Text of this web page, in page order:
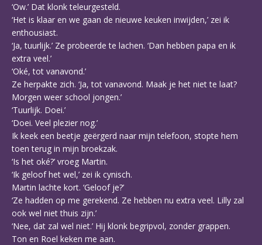
‘Ow.’ Dat klonk teleurgesteld.
‘Het is klaar en we gaan de nieuwe keuken inwijden,’ zei ik
enthousiast.
‘Ja, tuurlijk.’ Ze probeerde te lachen. ‘Dan hebben papa en ik
extra veel.’
‘Oké, tot vanavond.’
Ze herpakte zich. ‘Ja, tot vanavond. Maak je het niet te laat?
Morgen weer school jongen.’
‘Tuurlijk. Doei.’
‘Doei. Veel plezier nog.’
Ik keek een beetje geërgerd naar mijn telefoon, stopte hem
toen terug in mijn broekzak.
‘Is het oké?’ vroeg Martin.
‘Ik geloof het wel,’ zei ik cynisch.
Martin lachte kort. ‘Geloof je?’
‘Ze hadden op me gerekend. Ze hebben nu extra veel. Lilly zal
ook wel niet thuis zijn.’
‘Nee, dat zal wel niet.’ Hij klonk begripvol, zonder grappen.
Ton en Roel keken me aan.